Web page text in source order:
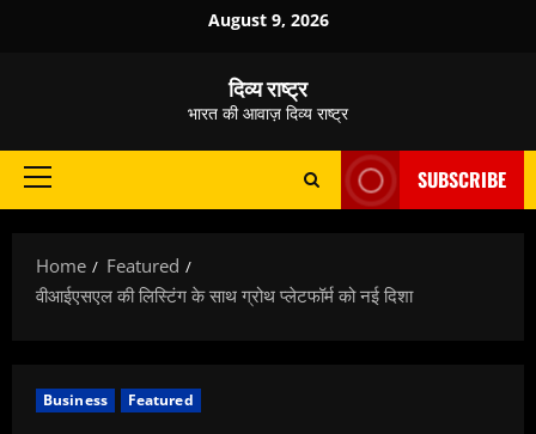
August 9, 2026
दिव्य राष्ट्र
भारत की आवाज़ दिव्य राष्ट्र
Primary
SUBSCRIBE
Home
Featured
वीआईएसएल की लिस्टिंग के साथ ग्रोथ प्लेटफॉर्म को नई दिशा
Business Featured